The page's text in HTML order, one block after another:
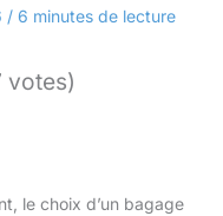
/ 6 minutes de lecture
votes)
le choix d’un bagage